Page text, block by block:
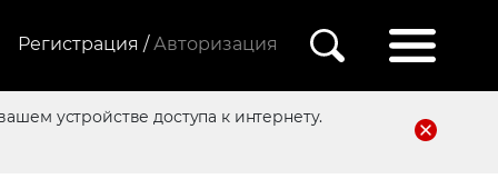
Регистрация / Авторизация
устройстве доступа к интернету.